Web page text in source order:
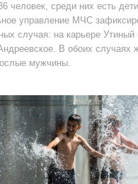
человек, среди них есть
управление МЧС
случая: на карьере
В обоих случаях
мужчины.